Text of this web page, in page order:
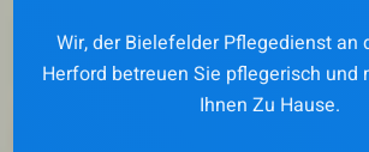
Wir, der Bielefelder Pflegedienst an
Herford betreuen Sie pflegerisch und
Ihnen Zu Hause.